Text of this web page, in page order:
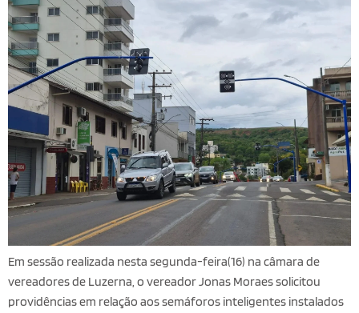
Em sessão realizada nesta segunda-feira(16) na câmara de
vereadores de Luzerna, o vereadorJonas Moraessolicitou
providências em relação aos semáforos inteligentes instalados